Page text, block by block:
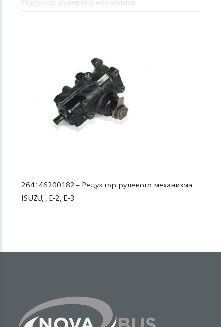
264146200182 – Редуктор рулевого механизма
ISUZU, , E-2, E-3